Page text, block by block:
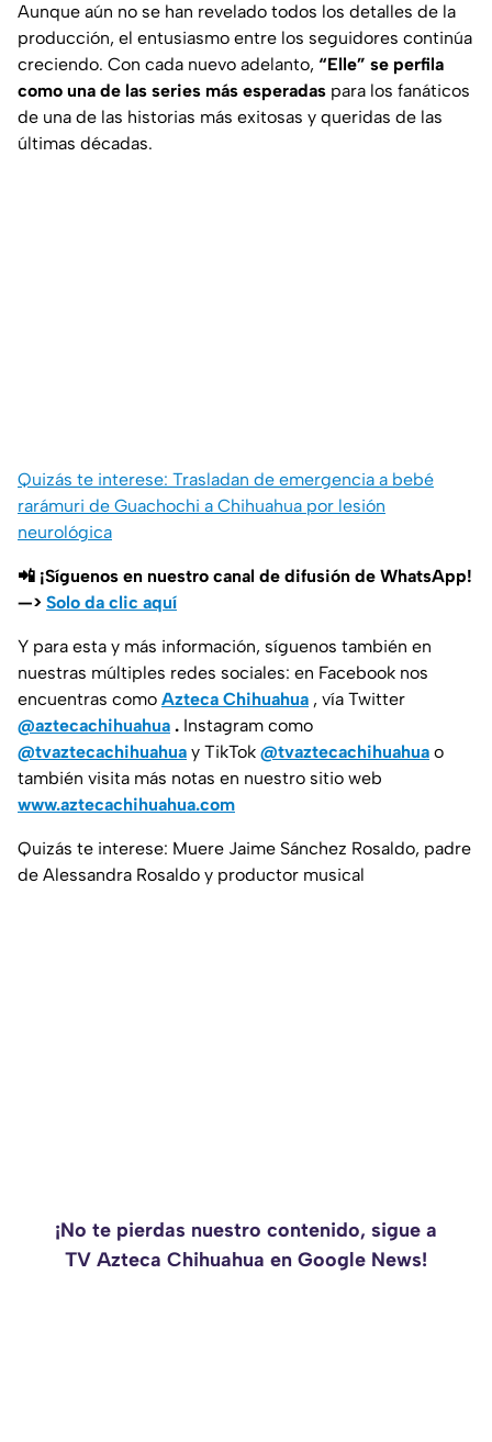
Aunque aún no se han revelado todos los detalles de la
producción, el entusiasmo entre los seguidores continúa
creciendo. Con cada nuevo adelanto, “Elle” se perfila
como una de las series más esperadas para los fanáticos
de una de las historias más exitosas y queridas de las
últimas décadas.
Quizás te interese: Trasladan de emergencia a bebé
rarámuri de Guachochi a Chihuahua por lesión
neurológica
📲 ¡Síguenos en nuestro canal de difusión de WhatsApp!
—> Solo da clic aquí
Y para esta y más información, síguenos también en
nuestras múltiples redes sociales: en Facebook nos
encuentras como Azteca Chihuahua , vía Twitter
@aztecachihuahua . Instagram como
@tvaztecachihuahua y TikTok @tvaztecachihuahua o
también visita más notas en nuestro sitio web
www.aztecachihuahua.com
Quizás te interese: Muere Jaime Sánchez Rosaldo, padre
de Alessandra Rosaldo y productor musical
¡No te pierdas nuestro contenido, sigue a
TV Azteca Chihuahua en Google News!